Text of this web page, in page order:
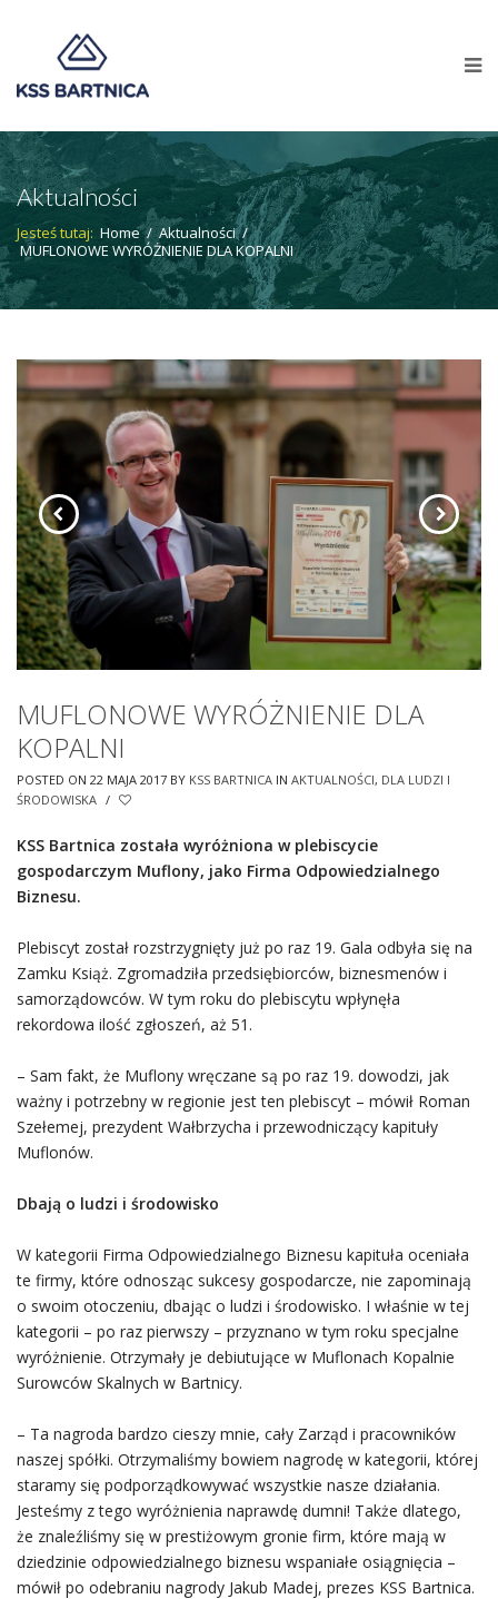
Aktualności
Jesteś tutaj: Home / Aktualności /
MUFLONOWE WYRÓŻNIENIE DLA KOPALNI
MUFLONOWE WYRÓŻNIENIE DLA
KOPALNI
POSTED ON 22 MAJA 2017 BY KSS BARTNICA IN AKTUALNOŚCI, DLA LUDZI I
ŚRODOWISKA /
KSS Bartnica została wyróżniona w plebiscycie
gospodarczym Muflony, jako Firma Odpowiedzialnego
Biznesu.
Plebiscyt został rozstrzygnięty już po raz 19. Gala odbyła się na
Zamku Książ. Zgromadziła przedsiębiorców, biznesmenów i
samorządowców. W tym roku do plebiscytu wpłynęła
rekordowa ilość zgłoszeń, aż 51.
– Sam fakt, że Muflony wręczane są po raz 19. dowodzi, jak
ważny i potrzebny w regionie jest ten plebiscyt – mówił Roman
Szełemej, prezydent Wałbrzycha i przewodniczący kapituły
Muflonów.
Dbają o ludzi i środowisko
W kategorii Firma Odpowiedzialnego Biznesu kapituła oceniała
te firmy, które odnosząc sukcesy gospodarcze, nie zapominają
o swoim otoczeniu, dbając o ludzi i środowisko. I właśnie w tej
kategorii – po raz pierwszy – przyznano w tym roku specjalne
wyróżnienie. Otrzymały je debiutujące w Muflonach Kopalnie
Surowców Skalnych w Bartnicy.
– Ta nagroda bardzo cieszy mnie, cały Zarząd i pracowników
naszej spółki. Otrzymaliśmy bowiem nagrodę w kategorii, której
staramy się podporządkowywać wszystkie nasze działania.
Jesteśmy z tego wyróżnienia naprawdę dumni! Także dlatego,
że znaleźliśmy się w prestiżowym gronie firm, które mają w
dziedzinie odpowiedzialnego biznesu wspaniałe osiągnięcia –
mówił po odebraniu nagrody Jakub Madej, prezes KSS Bartnica.